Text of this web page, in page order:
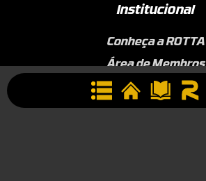
Institucional
Conheça a ROTTA
Área de Membros
Sobre a Empresa